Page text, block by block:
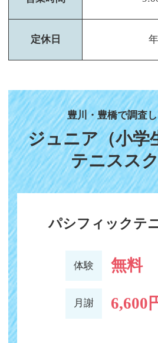
定休日
豊川・豊橋で調査
ジュニア（小学
テニスス
パシフィックテ
体験 無料
月謝 6,600